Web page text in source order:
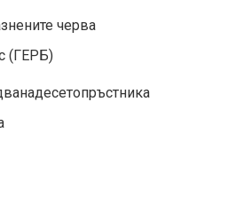
черва
(ГЕРБ)